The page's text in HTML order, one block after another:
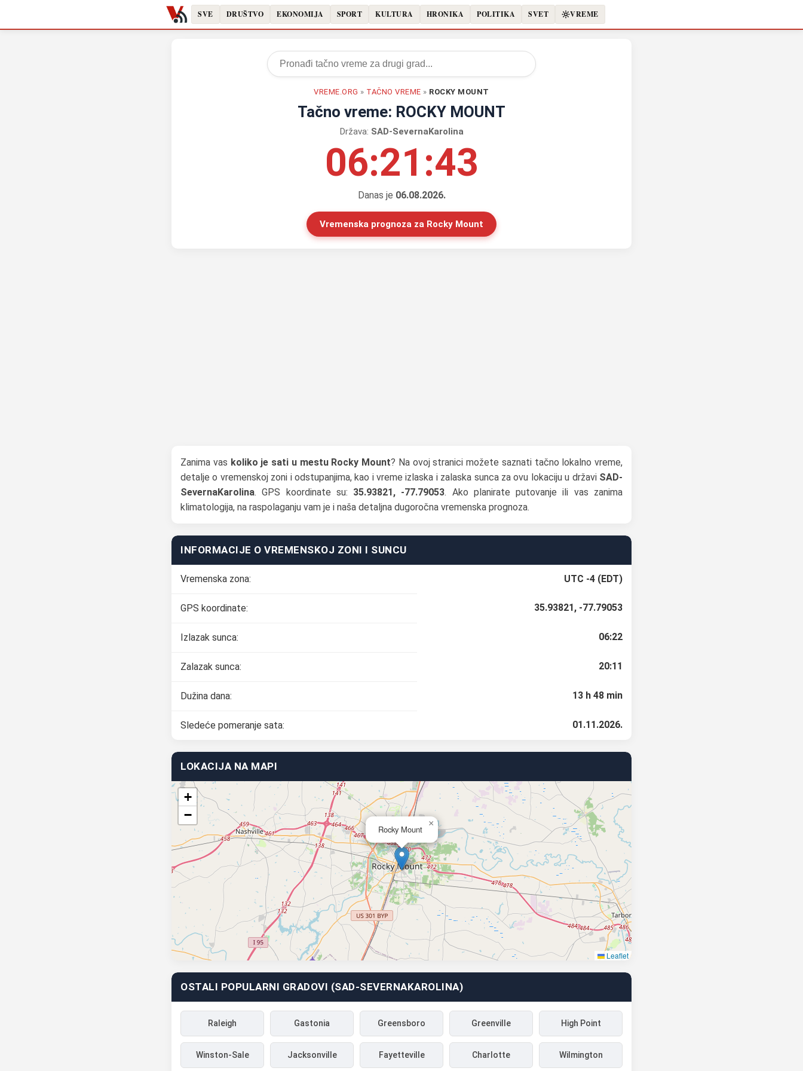
SVE DRUŠTVO EKONOMIJA SPORT KULTURA HRONIKA POLITIKA SVET VREME
VREME.ORG » TAČNO VREME » ROCKY MOUNT
Tačno vreme: ROCKY MOUNT
Država: SAD-SevernaKarolina
06:21:44
Danas je 06.08.2026.
Vremenska prognoza za Rocky Mount
Zanima vas koliko je sati u mestu Rocky Mount? Na ovoj stranici možete saznati tačno lokalno vreme,
detalje o vremenskoj zoni i odstupanjima, kao i vreme izlaska i zalaska sunca za ovu lokaciju u državi SAD-
SevernaKarolina. GPS koordinate su: 35.93821, -77.79053. Ako planirate putovanje ili vas zanima
klimatologija, na raspolaganju vam je i naša detaljna dugoročna vremenska prognoza.
INFORMACIJE O VREMENSKOJ ZONI I SUNCU
Vremenska zona: UTC -4 (EDT)
GPS koordinate: 35.93821, -77.79053
Izlazak sunca: 06:22
Zalazak sunca: 20:11
Dužina dana: 13 h 48 min
Sledeće pomeranje sata: 01.11.2026.
LOKACIJA NA MAPI
Rocky Mount
×
+
−
Leaflet
OSTALI POPULARNI GRADOVI (SAD-SEVERNAKAROLINA)
Raleigh Gastonia Greensboro Greenville High Point
Winston-Sale Jacksonville Fayetteville Charlotte Wilmington